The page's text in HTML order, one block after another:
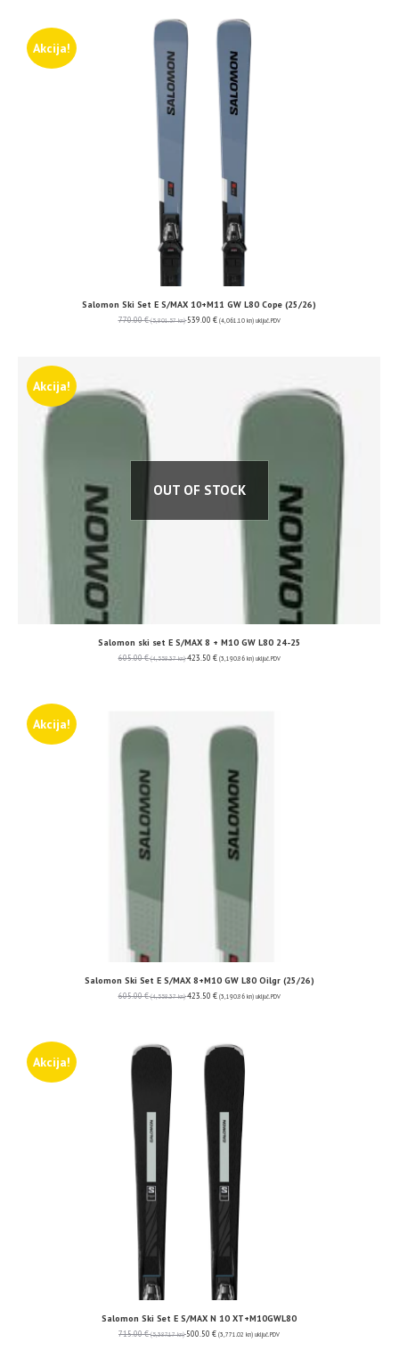
Akcija!
Salomon Ski Set E S/MAX 10+M11 GW L80 Cope (25/26)
770.00€ (5,801.57 kn) 539.00 € (4,061.10 kn) uključ. PDV
Akcija!
OUT OF STOCK
Salomon ski set E S/MAX 8 + M10 GW L80 24-25
605.00€ (4,558.37 kn) 423.50 € (3,190.86 kn) uključ. PDV
Akcija!
Salomon Ski Set E S/MAX 8+M10 GW L80 Oilgr (25/26)
605.00€ (4,558.37 kn) 423.50 € (3,190.86 kn) uključ. PDV
Akcija!
Salomon Ski Set E S/MAX N 10 XT+M10GWL80
715.00€ (5,387.17 kn) 500.50 € (3,771.02 kn) uključ. PDV